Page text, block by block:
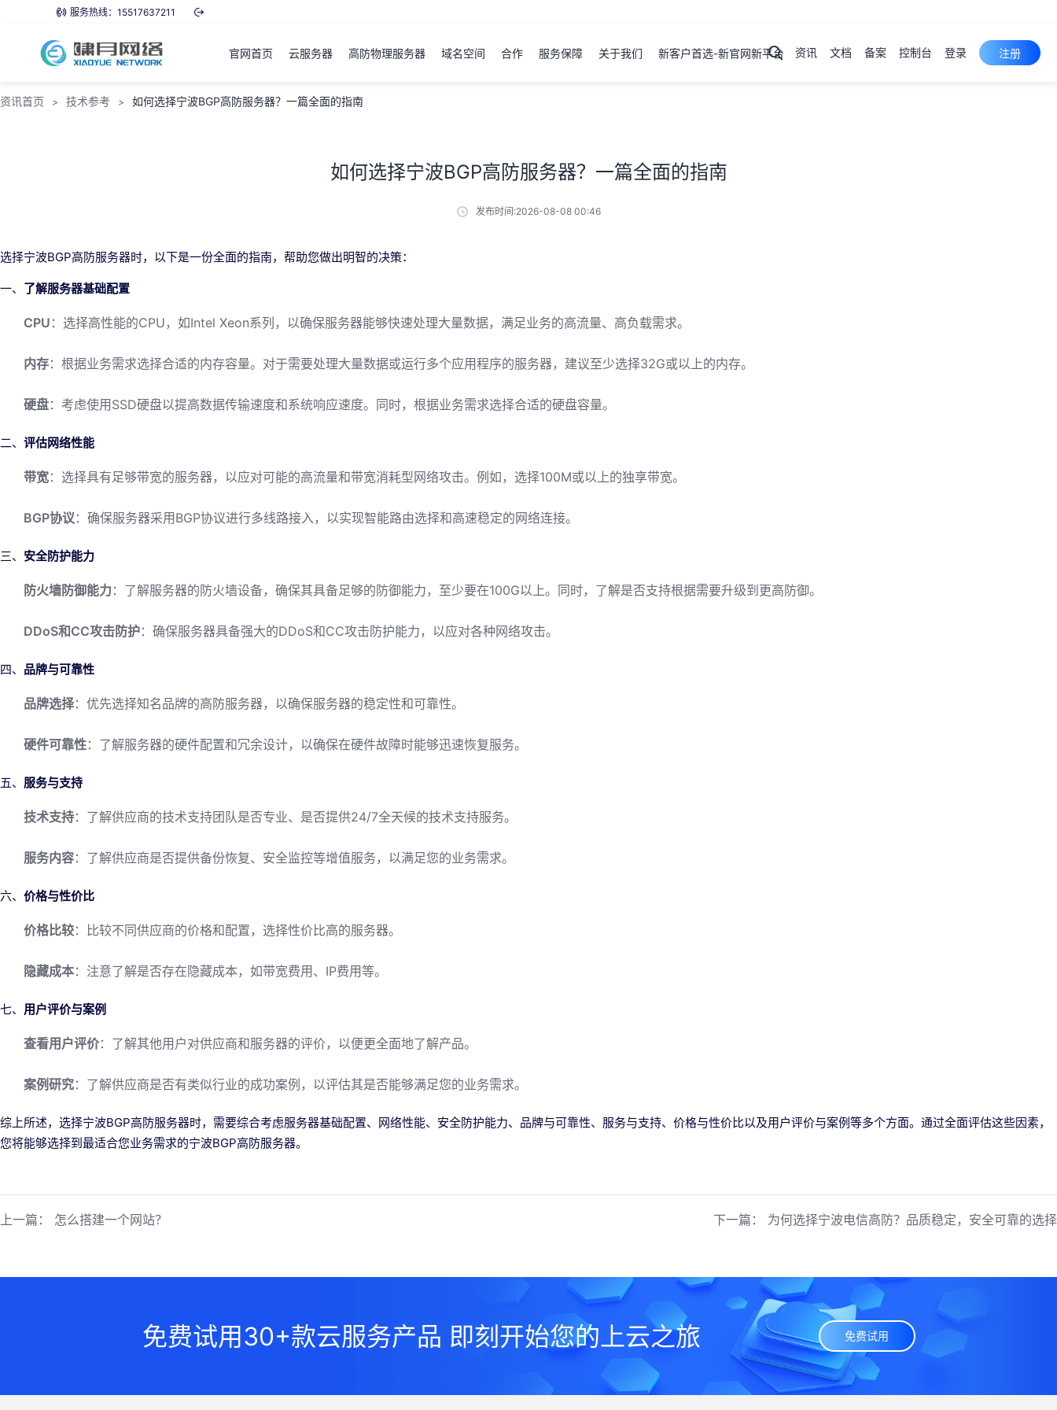
服务热线：15517637211
官网首页 云服务器 高防物理服务器 域名空间 合作 服务保障 关于我们 新客户首选-新官网新平台 资讯 文档 备案 控制台 登录 注册
资讯首页 > 技术参考 > 如何选择宁波BGP高防服务器？一篇全面的指南
如何选择宁波BGP高防服务器？一篇全面的指南
发布时间:2026-08-08 00:46
选择宁波BGP高防服务器时，以下是一份全面的指南，帮助您做出明智的决策：
一、 了解服务器基础配置
CPU ：选择高性能的CPU，如Intel Xeon系列，以确保服务器能够快速处理大量数据，满足业务的高流量、高负载需求。
内存：根据业务需求选择合适的内存容量。对于需要处理大量数据或运行多个应用程序的服务器，建议至少选择32G或以上的内存。
硬盘：考虑使用SSD硬盘以提高数据传输速度和系统响应速度。同时，根据业务需求选择合适的硬盘容量。
二、 评估网络性能
带宽：选择具有足够带宽的服务器，以应对可能的高流量和带宽消耗型网络攻击。例如，选择100M或以上的独享带宽。
BGP协议 ：确保服务器采用BGP协议进行多线路接入，以实现智能路由选择和高速稳定的网络连接。
三、 安全防护能力
防火墙防御能力 ：了解服务器的防火墙设备，确保其具备足够的防御能力，至少要在100G以上。同时，了解是否支持根据需要升级到更高防御。
DDoS和CC攻击防护：确保服务器具备强大的DDoS和CC攻击防护能力，以应对各种网络攻击。
四、 品牌与可靠性
品牌选择：优先选择知名品牌的高防服务器，以确保服务器的稳定性和可靠性。
硬件可靠性：了解服务器的硬件配置和冗余设计，以确保在硬件故障时能够迅速恢复服务。
五、 服务与支持
技术支持：了解供应商的技术支持团队是否专业、是否提供24/7全天候的技术支持服务。
服务内容：了解供应商是否提供备份恢复、安全监控等增值服务，以满足您的业务需求。
六、 价格与性价比
价格比较：比较不同供应商的价格和配置，选择性价比高的服务器。
隐藏成本：注意了解是否存在隐藏成本，如带宽费用、IP费用等。
七、 用户评价与案例
查看用户评价：了解其他用户对供应商和服务器的评价，以便更全面地了解产品。
案例研究：了解供应商是否有类似行业的成功案例，以评估其是否能够满足您的业务需求。
综上所述，选择宁波BGP高防服务器时，需要综合考虑服务器基础配置、网络性能、安全防护能力、品牌与可靠性、服务与支持、价格与性价比以及用户评价与案例等多个方面。通过全面评估这些因素，
您将能够选择到最适合您业务需求的宁波BGP高防服务器。
上一篇： 怎么搭建一个网站？ 下一篇： 为何选择宁波电信高防？品质稳定，安全可靠的选择
免费试用30+款云服务产品 即刻开始您的上云之旅 免费试用